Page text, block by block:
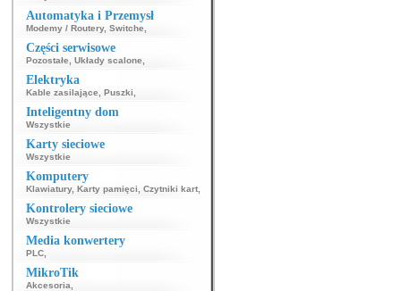
Automatyka i Przemysł
Modemy / Routery, Switche
Części serwisowe
Pozostałe Układy scalone
Elektryka
Kable zasilające Puszki
Inteligentny dom
Wszystkie
Karty sieciowe
Wszystkie
Komputery
Klawiatury, Karty pamięci Czytniki kart
Kontrolery sieciowe
Wszystkie
Media konwertery
PLC
MikroTik
Akcesoria